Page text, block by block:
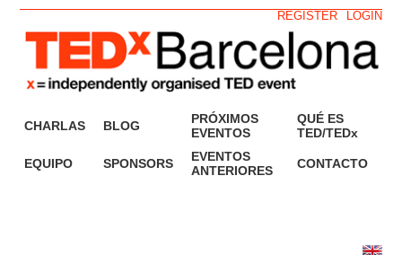
LOGIN
REGISTER
CHARLAS BLOG
PRÓXIMOS
EVENTOS
QUÉ ES
TED/TEDx
EQUIPO SPONSORS
EVENTOS
ANTERIORES
CONTACTO